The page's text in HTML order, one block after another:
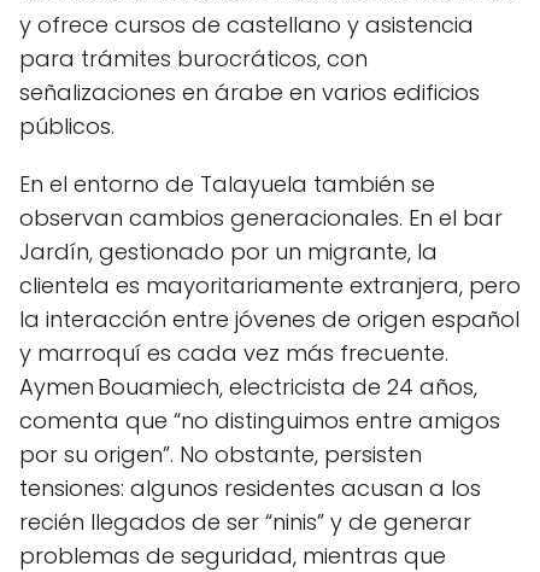
y ofrece cursos de castellano y asistencia
para trámites burocráticos, con
señalizaciones en árabe en varios edificios
públicos.
En el entorno de Talayuela también se
observan cambios generacionales. En el bar
Jardín, gestionado por un migrante, la
clientela es mayoritariamente extranjera, pero
la interacción entre jóvenes de origen español
y marroquí es cada vez más frecuente.
Aymen Bouamiech, electricista de 24 años,
comenta que “no distinguimos entre amigos
por su origen”. No obstante, persisten
tensiones: algunos residentes acusan a los
recién llegados de ser “ninis” y de generar
problemas de seguridad, mientras que